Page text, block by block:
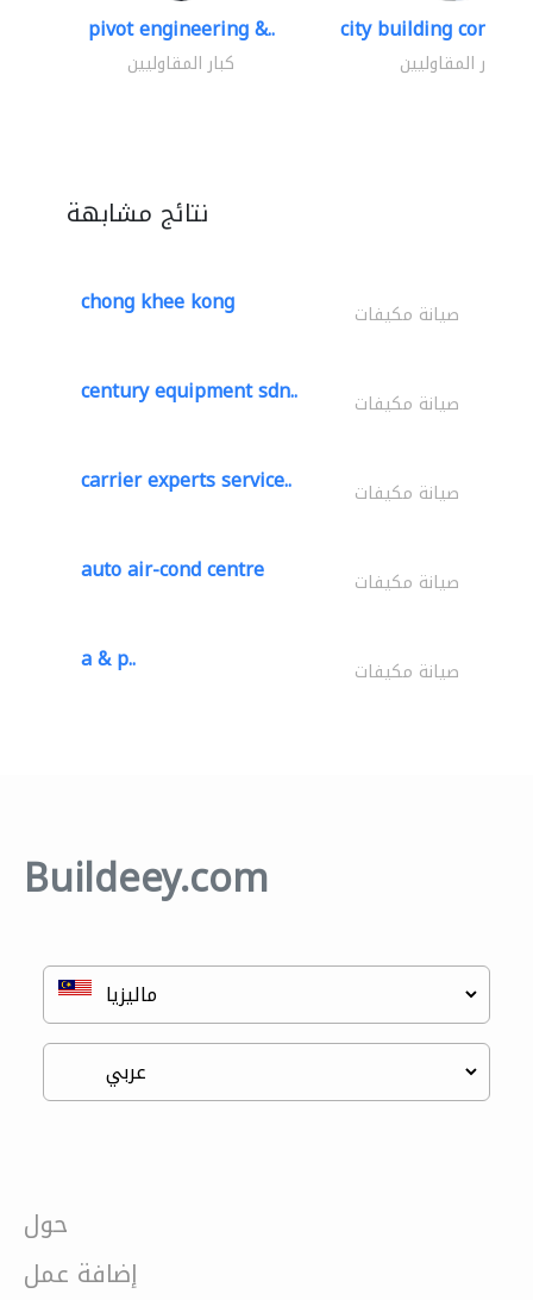
pivot engineering &..
كبار المقاوليين
city building
كبار المقاوليين
نتائج مشابهة
chong khee kong صيانة مكيفات
century equipment sdn.. صيانة مكيفات
carrier experts service.. صيانة مكيفات
auto air-cond centre صيانة مكيفات
a & p.. صيانة مكيفات
Buildeey.com
حول
إضافة عمل